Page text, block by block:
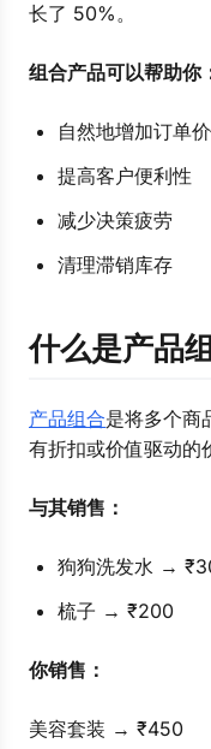
长了 50%。
组合产品可以帮助你
自然地增加订单
提高客户便利性
减少决策疲劳
清理滞销库存
什么是产品
产品组合是将多个商
有折扣或价值驱动的
与其销售：
狗狗洗发水 →
梳子 → ₹200
你销售：
美容套装 → ₹450